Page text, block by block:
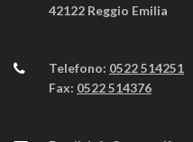
42122 Reggio Emilia
Telefono: 0522 514251
Fax: 0522 514376